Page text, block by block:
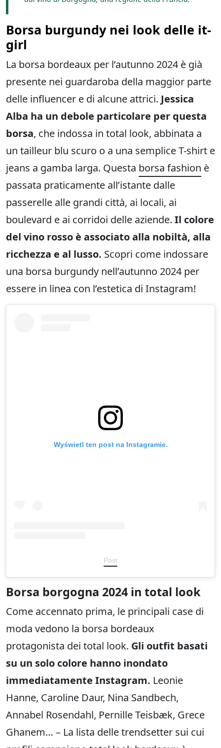
Borsa burgundy nei look delle it-
girl
La borsa bordeaux per l’autunno 2024 è già
presente nei guardaroba della maggior parte
delle influencer e di alcune attrici. Jessica
Alba ha un debole particolare per questa
borsa, che indossa in total look, abbinata a
un tailleur blu scuro o a una semplice T-shirt e
jeans a gamba larga. Questa borsa fashion è
passata praticamente all’istante dalle
passerelle alle grandi città, ai locali, ai
boulevard e ai corridoi delle aziende. Il colore
del vino rosso è associato alla nobiltà, alla
ricchezza e al lusso. Scopri come indossare
una borsa burgundy nell’autunno 2024 per
essere in linea con l’estetica di Instagram!
Wyświetl ten post na Instagramie.
Post
Borsa borgogna 2024 in total look
Come accennato prima, le principali case di
moda vedono la borsa bordeaux
protagonista dei total look. Gli outfit basati
su un solo colore hanno inondato
immediatamente Instagram. Leonie
Hanne, Caroline Daur, Nina Sandbech,
Annabel Rosendahl, Pernille Teisbæk, Grece
Ghanem… – La lista delle trendsetter sui cui